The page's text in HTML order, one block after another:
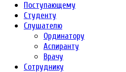
Поступающему
Студенту
Слушателю
Ординатору
Аспиранту
Врачу
Сотруднику